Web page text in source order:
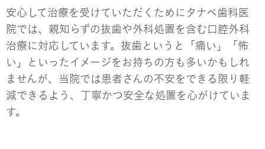
安心して治療を受けていただくためにタナベ歯科医
院では、親知らずの抜歯や外科処置を含む口腔外科
治療に対応しています。抜歯というと「痛い」「怖
い」といったイメージをお持ちの方も多いかもしれ
ませんが、当院では患者さんの不安をできる限り軽
減できるよう、丁寧かつ安全な処置を心がけていま
す。